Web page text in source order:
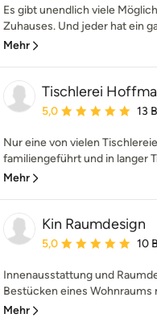
Es gibt unendlich viele
Zuhauses. Und jeder hat ein
Mehr
Tischlerei
Durchschnittliche
5,0 13
Nur eine von vielen
familiengeführt und in langer
Mehr
Kin Raumdesign
Durchschnittliche
5,0 10
Innenausstattung und
Bestücken eines Wohnraums
Mehr